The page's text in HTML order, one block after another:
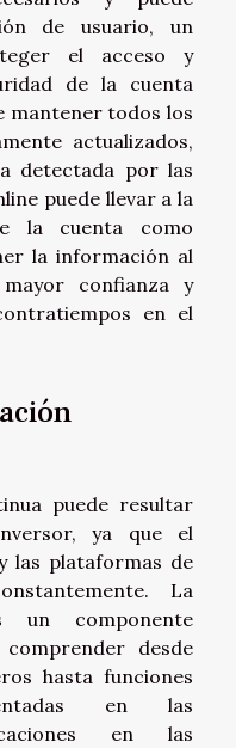
de usuario, un
el acceso y
de la cuenta
mantener todos los
actualizados,
detectada por las
puede llevar a la
la cuenta como
la información al
confianza y
en el
puede resultar
ya que el
las plataformas de
La
un componente
desde
hasta funciones
en las
en las